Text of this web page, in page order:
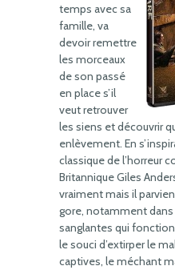
temps avec sa
famille, va
devoir remettre
les morceaux
de son passé
en place s’il
veut retrouver
les siens et découvrir
enlèvement. En
classique de l’horreur
Britannique Giles
vraiment mais il
gore, notamment
sanglantes qui
le souci d’extirper le
captives, le méchant